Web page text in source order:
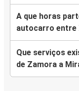
A que horas
autocarro entre
Que serviços
de Zamora a